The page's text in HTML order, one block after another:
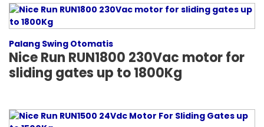
Palang Swing Otomatis
Nice Run RUN1800 230Vac motor for
sliding gates up to 1800Kg